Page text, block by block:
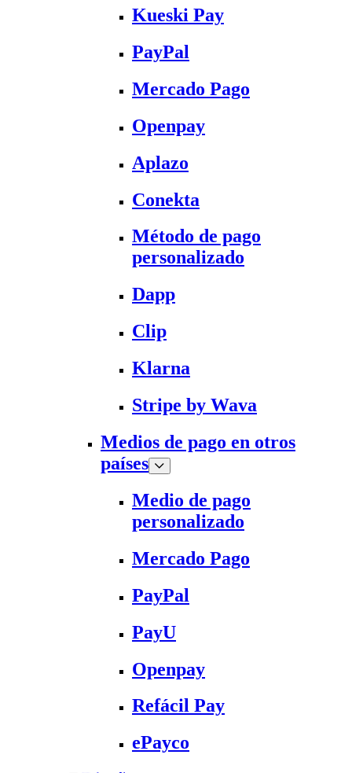
Kueski Pay
PayPal
Mercado Pago
Openpay
Aplazo
Conekta
Método de pago
personalizado
Dapp
Clip
Klarna
Stripe by Wava
Medios de pago en otros
países
Medio de pago
personalizado
Mercado Pago
PayPal
PayU
Openpay
Refácil Pay
ePayco